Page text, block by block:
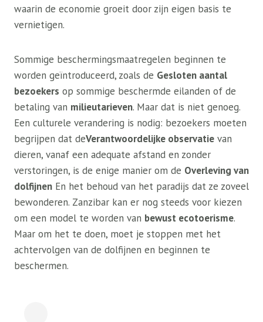
waarin de economie groeit door zijn eigen basis te
vernietigen.
Sommige beschermingsmaatregelen beginnen te
worden geïntroduceerd, zoals de Gesloten aantal
bezoekers op sommige beschermde eilanden of de
betaling van milieutarieven. Maar dat is niet genoeg.
Een culturele verandering is nodig: bezoekers moeten
begrijpen dat deVerantwoordelijke observatie van
dieren, vanaf een adequate afstand en zonder
verstoringen, is de enige manier om de Overleving van
dolfijnen En het behoud van het paradijs dat ze zoveel
bewonderen. Zanzibar kan er nog steeds voor kiezen
om een ​​model te worden van bewust ecotoerisme.
Maar om het te doen, moet je stoppen met het
achtervolgen van de dolfijnen en beginnen te
beschermen.